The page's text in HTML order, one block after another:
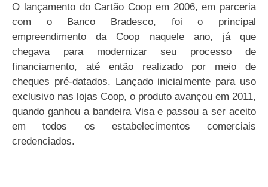
O lançamento do Cartão Coop em 2006, em parceria
com o Banco Bradesco, foi o principal
empreendimento da Coop naquele ano, já que
chegava para modernizar seu processo de
financiamento, até então realizado por meio de
cheques pré-datados. Lançado inicialmente para uso
exclusivo nas lojas Coop, o produto avançou em 2011,
quando ganhou a bandeira Visa e passou a ser aceito
em todos os estabelecimentos comerciais
credenciados.